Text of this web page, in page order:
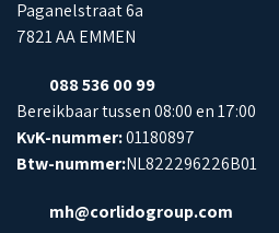
Paganelstraat 6a
7821 AA EMMEN
088 536 00 99
Bereikbaar tussen 08:00 en 17:00
KvK-nummer:01180897
Btw-nummer:NL822296226B01
mh@corlidogroup.com